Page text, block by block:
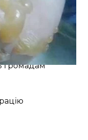
для
коштом
якого
громадам